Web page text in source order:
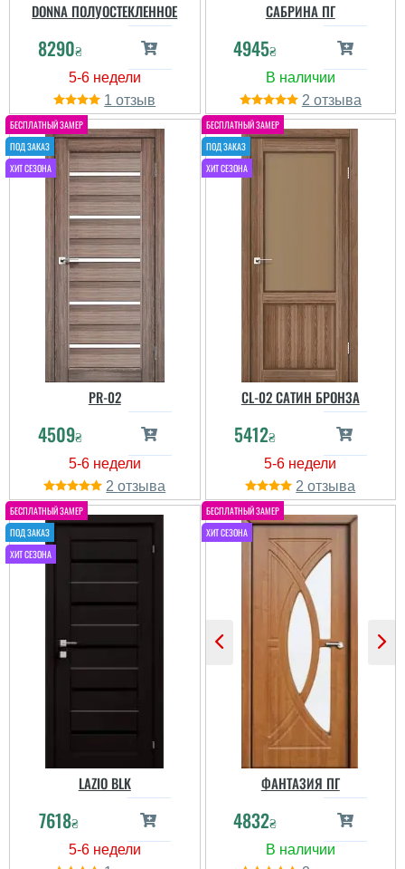
DONNA ПОЛУОСТЕКЛЕННОЕ
8290₴
1
Наталья
читати всі відгуки
САБРИНА ПГ
4945₴
2
PR-02
4509₴
2
CL-02 САТИН БРОНЗА
5412₴
2
LAZIO BLK
7618₴
ФАНТАЗИЯ ПГ
4832₴